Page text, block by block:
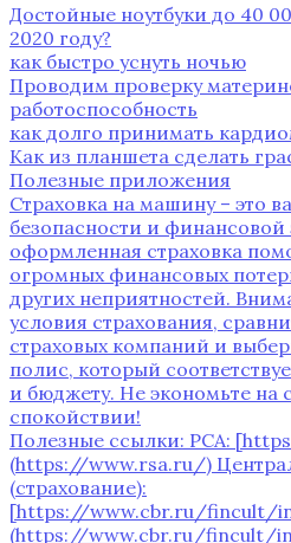
Достойные ноутбуки до 40
2020 году?
как быстро уснуть ночью
Проводим проверку
работоспособность
как долго принимать
Как из планшета сделать
Полезные приложения
Страховка на машину – это
безопасности и
оформленная страховка
огромных финансовых
других неприятностей.
условия страхования‚
страховых компаний и
полис‚ который
и бюджету. Не экономьте на
спокойствии!
Полезные ссылки: РСА:
(https://www.rsa.ru/)
(страхование):
[https://www.cbr.ru/fincult/
(https://www.cbr.ru/fincult/